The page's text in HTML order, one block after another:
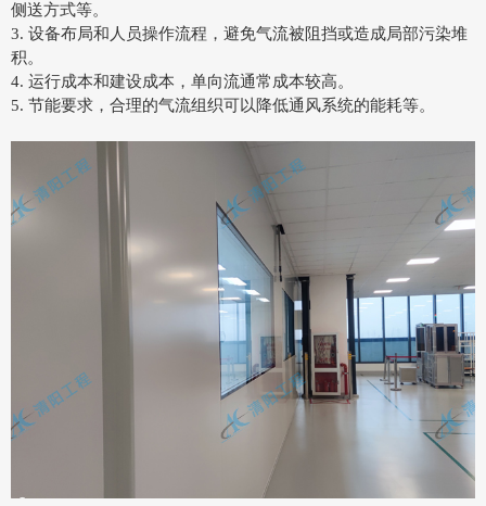
侧送方式等。
3. 设备布局和人员操作流程，避免气流被阻挡或造成局部污染堆
积。
4. 运行成本和建设成本，单向流通常成本较高。
5. 节能要求，合理的气流组织可以降低通风系统的能耗等。